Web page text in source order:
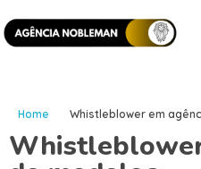
Home Whistleblower em